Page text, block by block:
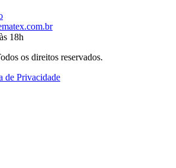
18h
os direitos reservados.
de Privacidade